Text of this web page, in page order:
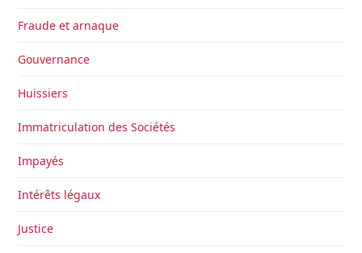
Fraude et arnaque
Gouvernance
Huissiers
Immatriculation des Sociétés
Impayés
Intérêts légaux
Justice